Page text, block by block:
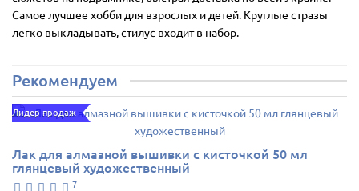
Самое лучшее хобби для взрослых и детей. Круглые стразы
легко выкладывать, стилус входит в набор.
Рекомендуем
Лидер продаж
Лак для алмазной вышивки с кисточкой 50 мл
глянцевый художественный
7